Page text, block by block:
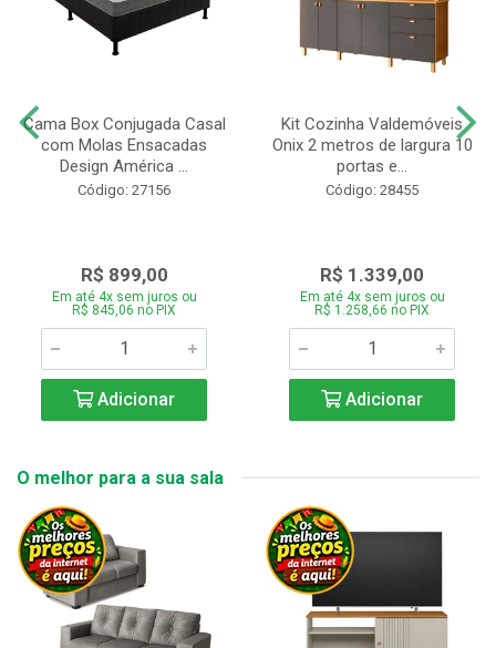
Cama Box Conjugada Casal
com Molas Ensacadas
Design América ...
Código: 27156
R$ 899,00
Em até 4x sem juros ou
R$ 845,06 no PIX
Adicionar
Kit Cozinha Valdemóveis
Onix 2 metros de largura 10
portas e...
Código: 28455
R$ 1.339,00
Em até 4x sem juros ou
R$ 1.258,66 no PIX
Adicionar
O melhor para a sua sala